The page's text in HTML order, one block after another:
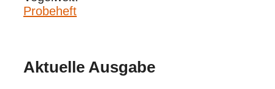
Probeheft
Aktuelle Ausgabe